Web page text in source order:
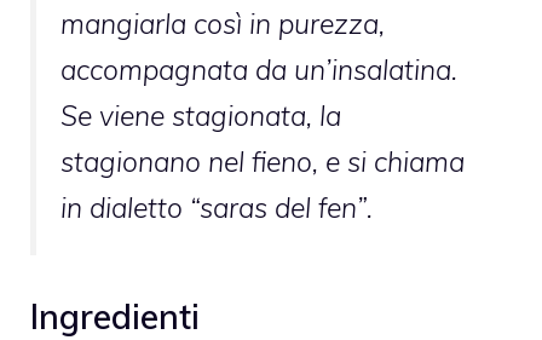
mangiarla così in purezza,
accompagnata da un’insalatina.
Se viene stagionata, la
stagionano nel fieno, e si chiama
in dialetto “saras del fen”.
Ingredienti